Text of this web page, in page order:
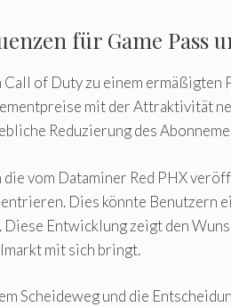
für Game Pass
of Duty zu einem ermäßigten
mit der Attraktivität
Reduzierung des
die vom Dataminer Red PHX
Dies könnte Benutzern
Entwicklung zeigt den
mit sich bringt.
Scheideweg und die